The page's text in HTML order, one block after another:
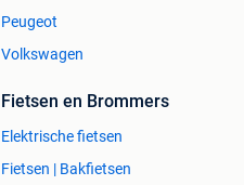
Peugeot
Volkswagen
Fietsen en Brommers
Elektrische fietsen
Fietsen | Bakfietsen